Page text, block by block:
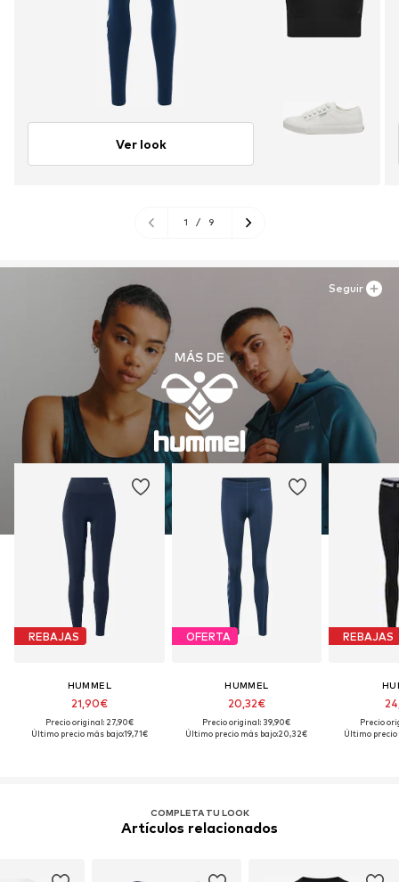
Ver look
1 / 9
MÁS DE
REBAJAS
HUMMEL
21,90€
Precio original: 27,90€
Último precio más bajo:19,71€
OFERTA
HUMMEL
20,32€
Precio original: 39,90€
Último precio más bajo:20,32€
REBAJAS
Precio
Último precio
Seguir
COMPLETA TU LOOK
Artículos relacionados